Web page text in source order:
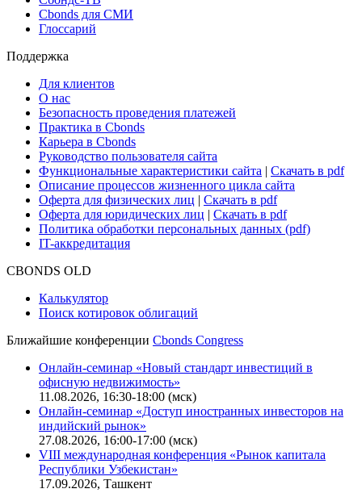
Cbonds для СМИ
Глоссарий
Поддержка
Для клиентов
О нас
Безопасность проведения платежей
Практика в Cbonds
Карьера в Cbonds
Руководство пользователя сайта
Функциональные характеристики сайта | Скачать в pdf
Описание процессов жизненного цикла сайта
Оферта для физических лиц | Скачать в pdf
Оферта для юридических лиц | Скачать в pdf
Политика обработки персональных данных (pdf)
IT-аккредитация
CBONDS OLD
Калькулятор
Поиск котировок облигаций
Ближайшие конференции Cbonds Congress
Онлайн-семинар «Новый стандарт инвестиций в
офисную недвижимость»
11.08.2026, 16:30-18:00 (мск)
Онлайн-семинар «Доступ иностранных инвесторов на
индийский рынок»
27.08.2026, 16:00-17:00 (мск)
VIII международная конференция «Рынок капитала
Республики Узбекистан»
17.09.2026, Ташкент